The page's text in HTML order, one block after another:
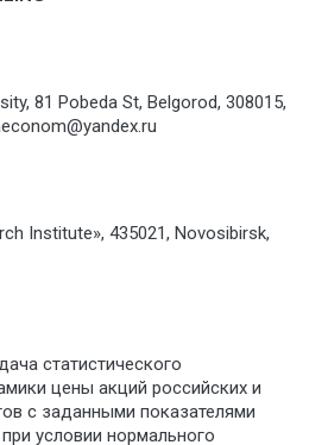
81 Pobeda St, Belgorod, 308015,
Institute», 435021, Novosibirsk,
статистического
цены акций российских и
с заданными показателями
условии нормального